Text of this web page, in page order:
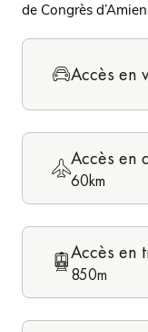
de Congrès
Accès en
Accès en
60km
Accès en
850m